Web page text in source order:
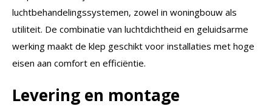
luchtbehandelingssystemen, zowel in woningbouw als
utiliteit. De combinatie van luchtdichtheid en geluidsarme
werking maakt de klep geschikt voor installaties met hoge
eisen aan comfort en efficiëntie.
Levering en montage